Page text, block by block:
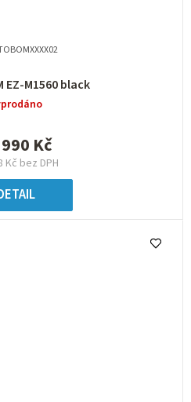
EZ-M1560 black
Kč bez DPH
Kč